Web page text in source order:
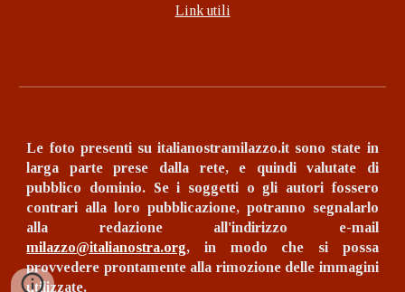
Link utili
Le foto presenti su italianostramilazzo.it sono state in
larga parte prese dalla rete, e quindi valutate di
pubblico dominio. Se i soggetti o gli autori fossero
contrari alla loro pubblicazione, potranno segnalarlo
alla redazione all'indirizzo e-mail
milazzo@italianostra.org, in modo che si possa
provvedere prontamente alla rimozione delle immagini
utilizzate.